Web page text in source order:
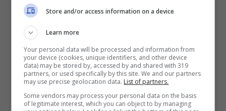
gerarchie.Store and/or access information on a device
Learn more
Your personal data will be processed and information from
your device (cookies, unique identifiers, and other device
data) may be stored by, accessed by and shared with 319
partners, or used specifically by this site. We and our partners
may use precise geolocation data. List of partners.
Some vendors may process your personal data on the basis
of legitimate interest, which you can object to by managing